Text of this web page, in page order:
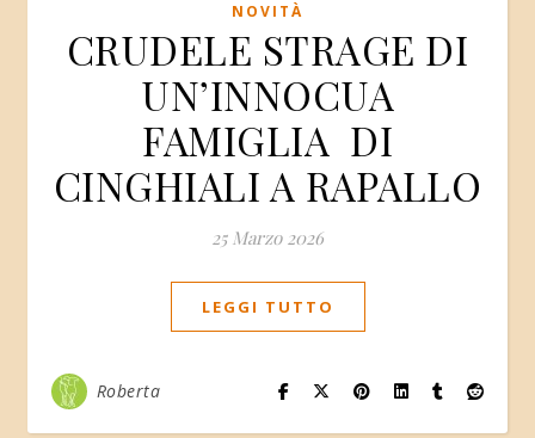
NOVITÀ
CRUDELE STRAGE DI
UN’INNOCUA
FAMIGLIA DI
CINGHIALI A RAPALLO
25 Marzo 2026
LEGGI TUTTO
Roberta